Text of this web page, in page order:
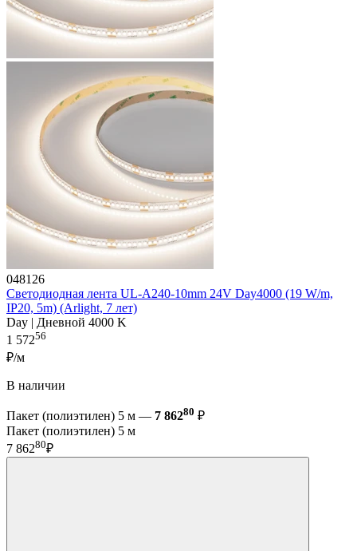
048126
Светодиодная лента UL-A240-10mm 24V Day4000 (19 W/m,
IP20, 5m) (Arlight, 7 лет)
Day | Дневной 4000 K
1 57256
₽/м
В наличии
Пакет (полиэтилен) 5 м — 7 86280 ₽
Пакет (полиэтилен) 5 м
7 86280₽